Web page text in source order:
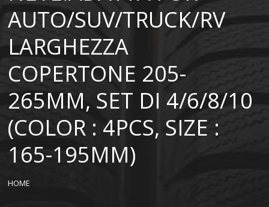
SHOP
AUTO/SUV/TRUCK/RV
LARGHEZZA
COPERTONE 205-
265MM, SET DI 4/6/8/10
(COLOR : 4PCS, SIZE :
165-195MM)
HOME